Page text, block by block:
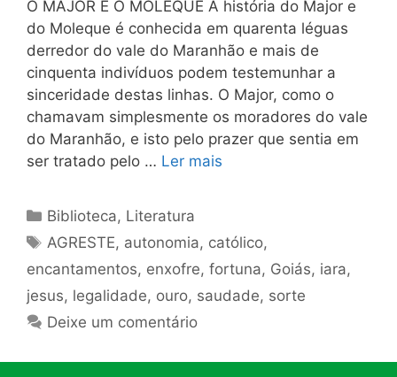
O MAJOR E O MOLEQUE A história do Major e
do Moleque é conhecida em quarenta léguas
derredor do vale do Maranhão e mais de
cinquenta indivíduos podem testemunhar a
sinceridade destas linhas. O Major, como o
chamavam simplesmente os moradores do vale
do Maranhão, e isto pelo prazer que sentia em
ser tratado pelo … Ler mais
Categorias
Biblioteca, Literatura
Tags
AGRESTE, autonomia, católico,
encantamentos, enxofre, fortuna, Goiás, iara,
jesus, legalidade, ouro, saudade, sorte
Deixe um comentário